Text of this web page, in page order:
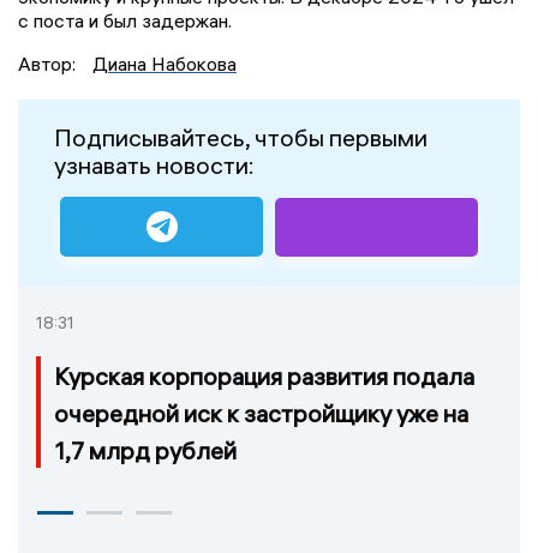
с поста и был задержан.
Автор:
Диана Набокова
Подписывайтесь, чтобы первыми
узнавать новости:
18:31
Курская корпорация развития подала
очередной иск к застройщику уже на
1,7 млрд рублей